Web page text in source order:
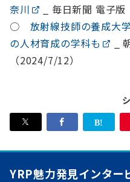
奈川
_ 毎日新聞 電子版
○ 放射線技師の養成大
の人材育成の学科も
_
（2024/7/12）
YRP魅力発見インター